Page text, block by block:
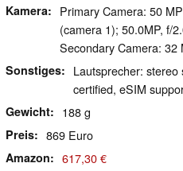
Kamera
Primary Camera: 50
(camera 1); 50.0MP, f/​
Secondary Camera: 32
Sonstiges
Lautsprecher:
certified, eSIM
Gewicht 188 g
Preis 869 Euro
Amazon 617,30 €